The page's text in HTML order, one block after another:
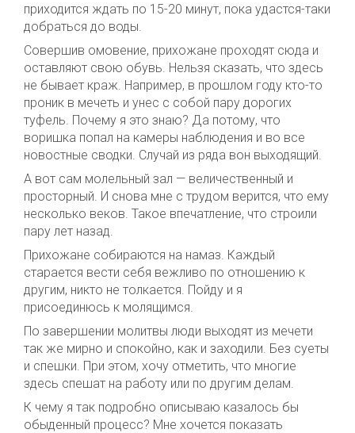
приходится ждать по 15-20 минут, пока удастся-таки
добраться до воды.
Совершив омовение, прихожане проходят сюда и
оставляют свою обувь. Нельзя сказать, что здесь
не бывает краж. Например, в прошлом году кто-то
проник в мечеть и унес с собой пару дорогих
туфель. Почему я это знаю? Да потому, что
воришка попал на камеры наблюдения и во все
новостные сводки. Случай из ряда вон выходящий.
А вот сам молельный зал — величественный и
просторный. И снова мне с трудом верится, что ему
несколько веков. Такое впечатление, что строили
пару лет назад.
Прихожане собираются на намаз. Каждый
старается вести себя вежливо по отношению к
другим, никто не толкается. Пойду и я
присоединюсь к молящимся.
По завершении молитвы люди выходят из мечети
так же мирно и спокойно, как и заходили. Без суеты
и спешки. При этом, хочу отметить, что многие
здесь спешат на работу или по другим делам.
К чему я так подробно описываю казалось бы
обыденный процесс? Мне хочется показать